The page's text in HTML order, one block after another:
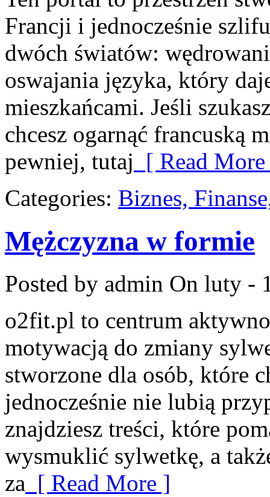
Francji i jednocześnie
dwóch światów:
oswajania języka, który
mieszkańcami. Jeśli
chcesz ogarnąć francuską
pewniej, tutaj [ Read
Categories: Biznes,
Mężczyzna w formie
Posted by admin On luty -
o2fit.pl to centrum
motywacją do zmiany
stworzone dla osób, które
jednocześnie nie lubią
znajdziesz treści, które
wysmuklić sylwetkę, a
za [ Read More ]